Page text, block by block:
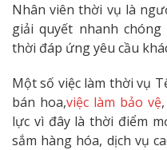
Nhân viên thời vụ là
giải quyết nhanh
thời đáp ứng yêu cầu
Một số việc làm thời vụ
bán hoa,việc làm bảo vệ
lực vì đây là thời điểm
sắm hàng hóa, dịch vụ